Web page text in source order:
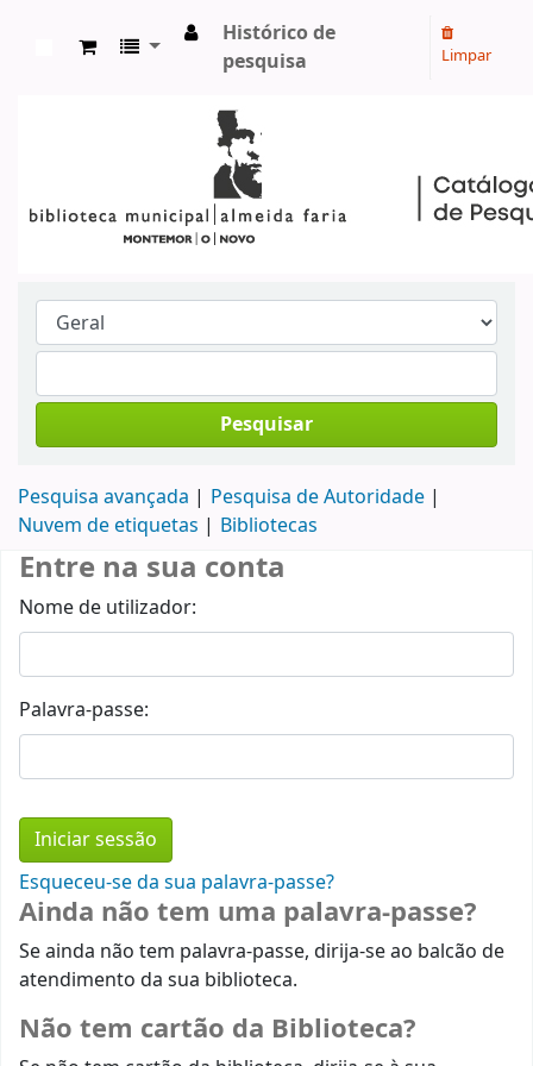
Histórico de
pesquisa
Limpar
Pesquisar
Pesquisa avançada
Pesquisa de Autoridade
Nuvem de etiquetas
Bibliotecas
Entre na sua conta
Nome de utilizador:
Palavra-passe:
Esqueceu-se da sua palavra-passe?
Ainda não tem uma palavra-passe?
Se ainda não tem palavra-passe, dirija-se ao balcão de
atendimento da sua biblioteca.
Não tem cartão da Biblioteca?